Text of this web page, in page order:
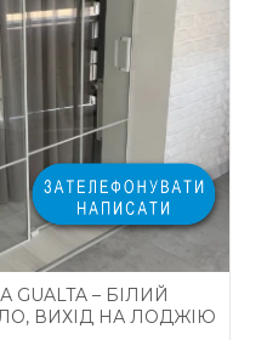
GUALTA – БІЛИЙ
ВИХІД НА ЛОДЖІЮ